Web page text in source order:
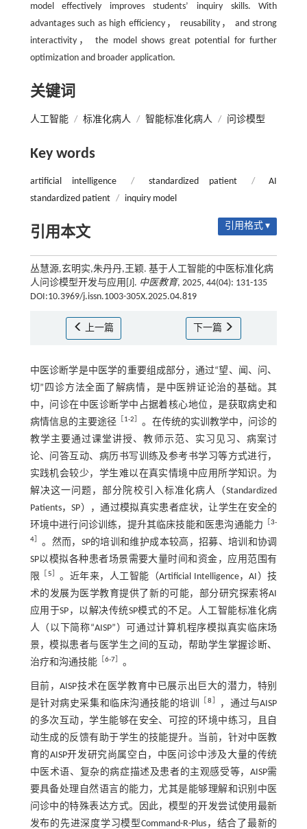
model effectively improves students’ inquiry skills. With
advantages such as high efficiency， reusability， and strong
interactivity， the model shows great potential for further
optimization and broader application.
关键词
人工智能 / 标准化病人 / 智能标准化病人 / 问诊模型
Key words
artificial intelligence / standardized patient /
AI
standardized patient / inquiry model
引用本文 引用格式 ▾
丛慧源,玄明实,朱丹丹,王颖. 基于人工智能的中医标准化病
人问诊模型开发与应用[J]. 中医教育, 2025, 44(04): 131-135
DOI:10.3969/j.issn.1003-305X.2025.04.819
上一篇 下一篇
中医诊断学是中医学的重要组成部分，通过“望、闻、问、
切”四诊方法全面了解病情，是中医辨证论治的基础。其
中，问诊在中医诊断学中占据着核心地位，是获取病史和
病情信息的主要途径
1-2
。在传统的实训教学中，问诊的
教学主要通过课堂讲授、教师示范、实习见习、病案讨
论、问答互动、病历书写训练及参考书学习等方式进行，
实践机会较少，学生难以在真实情境中应用所学知识。为
解决这一问题，部分院校引入标准化病人（Standardized
Patients，SP），通过模拟真实患者症状，让学生在安全的
环境中进行问诊训练，提升其临床技能和医患沟通能力
［3-
4］ 。然而，SP的培训和维护成本较高，招募、培训和协调
SP以模拟各种患者场景需要大量时间和资金，应用范围有
限
5
。近年来，人工智能（Artificial Intelligence，AI）技
术的发展为医学教育提供了新的可能，部分研究探索将AI
应用于SP，以解决传统SP模式的不足。人工智能标准化病
人（以下简称“AISP”）可通过计算机程序模拟真实临床场
景，模拟患者与医学生之间的互动，帮助学生掌握诊断、
治疗和沟通技能［ 6-7］ 。
目前，AISP技术在医学教育中已展示出巨大的潜力，特别
是针对病史采集和临床沟通技能的培训
8
，通过与AISP
的多次互动，学生能够在安全、可控的环境中练习，且自
动生成的反馈有助于学生的技能提升。当前，针对中医教
育的AISP开发研究尚属空白，中医问诊中涉及大量的传统
中医术语、复杂的病症描述及患者的主观感受等，AISP需
要具备处理自然语言的能力，尤其是能够理解和识别中医
问诊中的特殊表达方式。因此，模型的开发尝试使用最新
发布的先进深度学习模型Command-R-Plus，结合了最新的